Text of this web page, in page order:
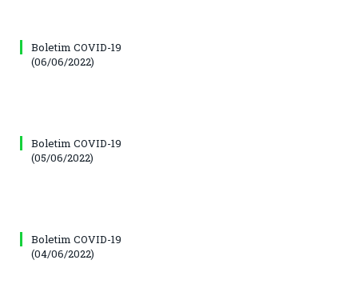
Boletim COVID-19
(06/06/2022)
Boletim COVID-19
(05/06/2022)
Boletim COVID-19
(04/06/2022)